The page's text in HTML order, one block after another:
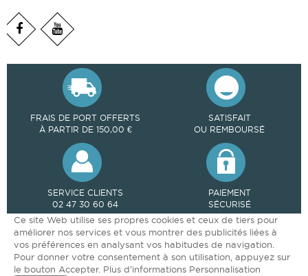
FRAIS DE PORT OFFERTS
À PARTIR DE 150,00 €
SATISFAIT
OU REMBOURSÉ
SERVICE CLIENTS
02 47 30 60 64
PAIEMENT
SÉCURISÉ
Ce site Web utilise ses propres cookies et ceux de tiers pour
améliorer nos services et vous montrer des publicités liées à
vos préférences en analysant vos habitudes de navigation.
Pour donner votre consentement à son utilisation, appuyez sur
le bouton Accepter. Plus d’informations Personnalisation